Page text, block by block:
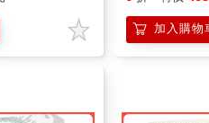
加入購物